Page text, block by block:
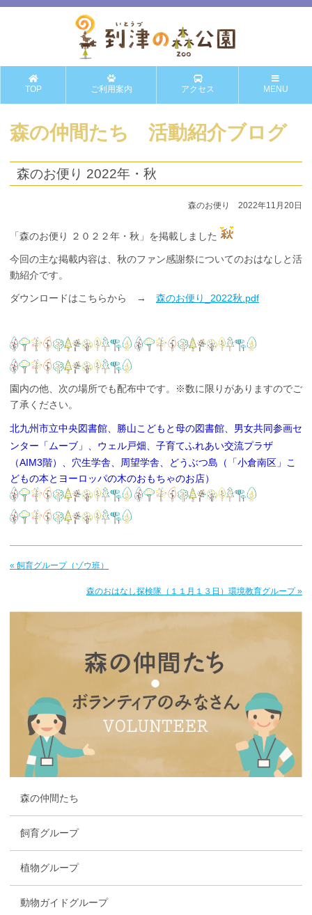
TOP ご利用案内 アクセス MENU
森の仲間たち 活動紹介ブログ
森のお便り 2022年・秋
森のお便り 2022年11月20日
「森のお便り ２０２２年・秋」を掲載しました
今回の主な掲載内容は、秋のファン感謝祭についてのおはなしと活
動紹介です。
ダウンロードはこちらから → 森のお便り_2022秋.pdf
園内の他、次の場所でも配布中です。※数に限りがありますのでご
了承ください。
北九州市立中央図書館、勝山こどもと母の図書館、男女共同参画セ
ンター「ムーブ」、 ウェル戸畑、子育てふれあい交流プラザ
（AIM3階）、穴生学舎、周望学舎、どうぶつ島（「小倉南区」こ
どもの本とヨーロッパの木のおもちゃのお店）
« 飼育グループ（ゾウ班）
森のおはなし探検隊（１１月１３日）環境教育グループ »
森の仲間たち
飼育グループ
植物グループ
動物ガイドグループ